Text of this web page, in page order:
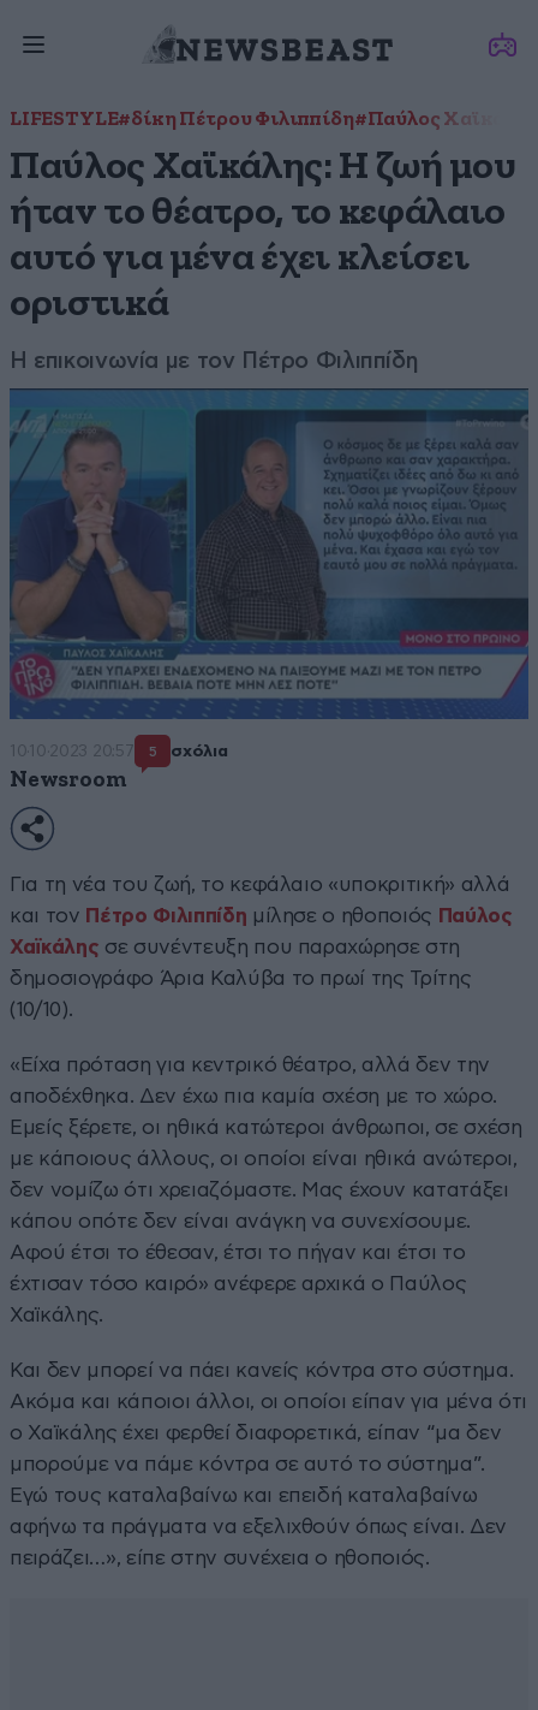
LIFESTYLE#δίκη Πέτρου Φιλιππίδη#Παύλος Χαϊκάλης
Παύλος Χαϊκάλης: Η ζωή μου
ήταν το θέατρο, το κεφάλαιο
αυτό για μένα έχει κλείσει
οριστικά
Η επικοινωνία με τον Πέτρο Φιλιππίδη
10·10·2023 20:57 5 σχόλια
Newsroom
Για τη νέα του ζωή, το κεφάλαιο «υποκριτική» αλλά
και τον Πέτρο Φιλιππίδη μίλησε ο ηθοποιός Παύλος
Χαϊκάλης σε συνέντευξη που παραχώρησε στη
δημοσιογράφο Άρια Καλύβα το πρωί της Τρίτης
(10/10).
«Είχα πρόταση για κεντρικό θέατρο, αλλά δεν την
αποδέχθηκα. Δεν έχω πια καμία σχέση με το χώρο.
Εμείς ξέρετε, οι ηθικά κατώτεροι άνθρωποι, σε σχέση
με κάποιους άλλους, οι οποίοι είναι ηθικά ανώτεροι,
δεν νομίζω ότι χρειαζόμαστε. Μας έχουν κατατάξει
κάπου οπότε δεν είναι ανάγκη να συνεχίσουμε.
Αφού έτσι το έθεσαν, έτσι το πήγαν και έτσι το
έχτισαν τόσο καιρό» ανέφερε αρχικά ο Παύλος
Χαϊκάλης.
Και δεν μπορεί να πάει κανείς κόντρα στο σύστημα.
Ακόμα και κάποιοι άλλοι, οι οποίοι είπαν για μένα ότι
ο Χαϊκάλης έχει φερθεί διαφορετικά, είπαν “μα δεν
μπορούμε να πάμε κόντρα σε αυτό το σύστημα”.
Εγώ τους καταλαβαίνω και επειδή καταλαβαίνω
αφήνω τα πράγματα να εξελιχθούν όπως είναι. Δεν
πειράζει…», είπε στην συνέχεια ο ηθοποιός.